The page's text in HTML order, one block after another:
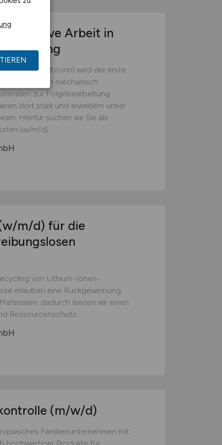
operative Arbeit in
Heilbronn) wird der erste
die Batterien mechanisch
zur Folgebearbeitung
dort stark und erweitern unser
Hierfür suchen wir Sie als
(w/m/d)...
m/d) für die
von Lithium-Ionen-
erlauben eine Rückgewinnung
dadurch leisten wir einen
Ressourcenschutz....
(m/w/d)
Familienunternehmen mit